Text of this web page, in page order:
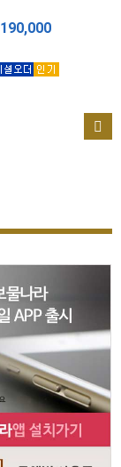
190,000